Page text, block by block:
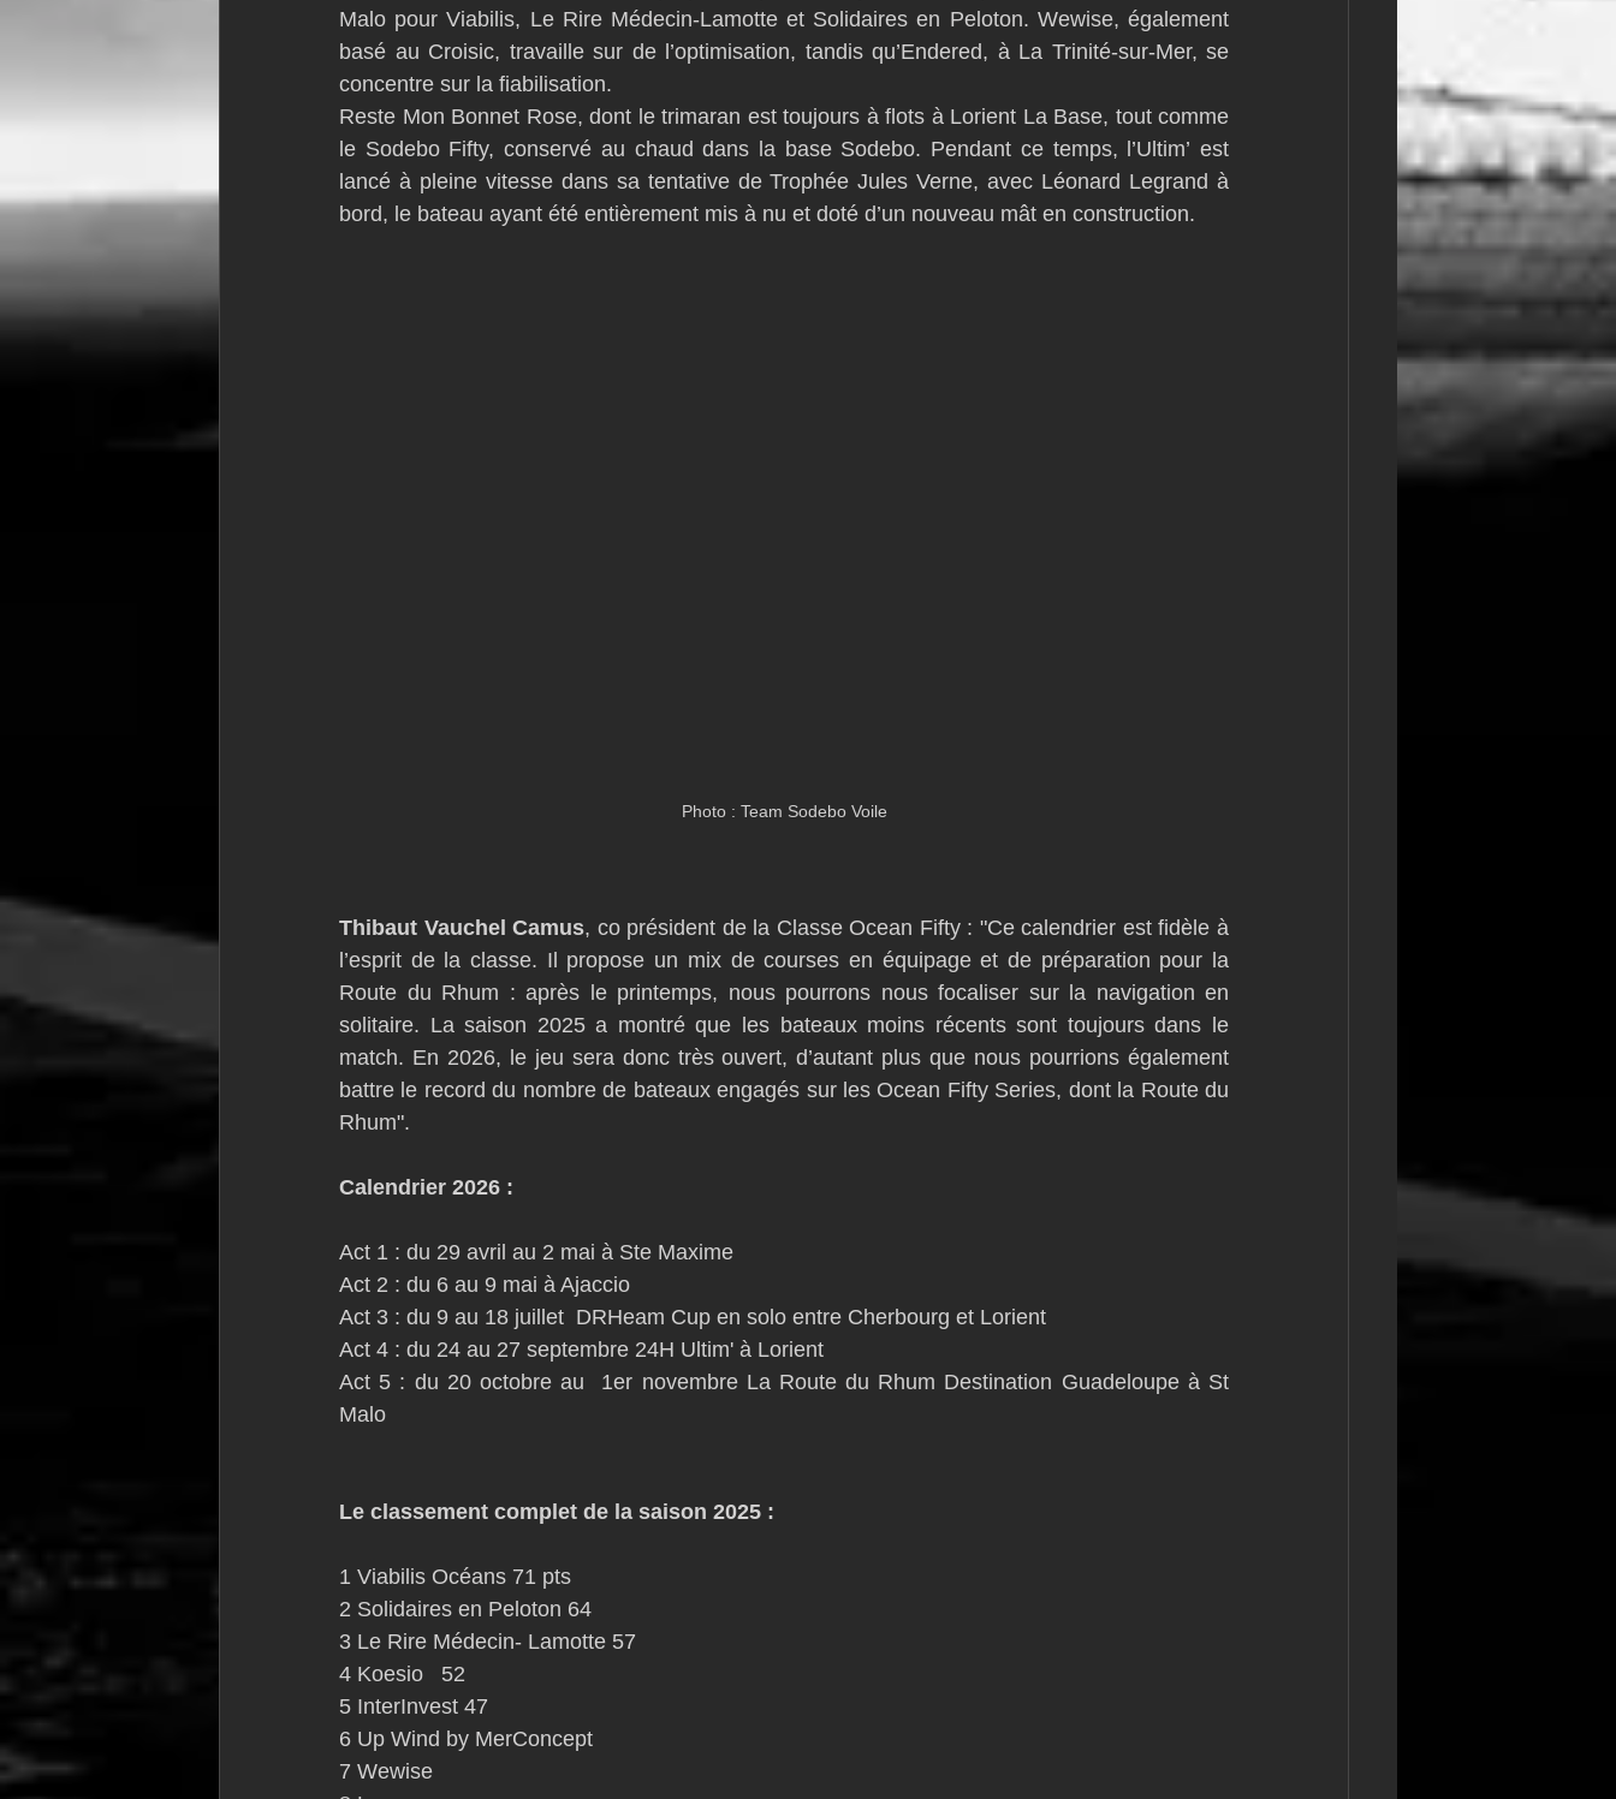
Malo pour Viabilis, Le Rire Médecin-Lamotte et Solidaires en Peloton. Wewise, également
basé au Croisic, travaille sur de l’optimisation, tandis qu’Endered, à La Trinité-sur-Mer, se
concentre sur la fiabilisation.
Reste Mon Bonnet Rose, dont le trimaran est toujours à flots à Lorient La Base, tout comme
le Sodebo Fifty, conservé au chaud dans la base Sodebo. Pendant ce temps, l’Ultim’ est
lancé à pleine vitesse dans sa tentative de Trophée Jules Verne, avec Léonard Legrand à
bord, le bateau ayant été entièrement mis à nu et doté d’un nouveau mât en construction.
Photo : Team Sodebo Voile
Thibaut Vauchel Camus, co président de la Classe Ocean Fifty : "Ce calendrier est fidèle à
l’esprit de la classe. Il propose un mix de courses en équipage et de préparation pour la
Route du Rhum : après le printemps, nous pourrons nous focaliser sur la navigation en
solitaire. La saison 2025 a montré que les bateaux moins récents sont toujours dans le
match. En 2026, le jeu sera donc très ouvert, d’autant plus que nous pourrions également
battre le record du nombre de bateaux engagés sur les Ocean Fifty Series, dont la Route du
Rhum".
Calendrier 2026 :
Act 1 : du 29 avril au 2 mai à Ste Maxime
Act 2 : du 6 au 9 mai à Ajaccio
Act 3 : du 9 au 18 juillet  DRHeam Cup en solo entre Cherbourg et Lorient
Act 4 : du 24 au 27 septembre 24H Ultim' à Lorient
Act 5 : du 20 octobre au  1er novembre La Route du Rhum Destination Guadeloupe à St
Malo
Le classement complet de la saison 2025 :
1 Viabilis Océans 71 pts
2 Solidaires en Peloton 64
3 Le Rire Médecin- Lamotte 57
4 Koesio   52
5 InterInvest 47
6 Up Wind by MerConcept
7 Wewise